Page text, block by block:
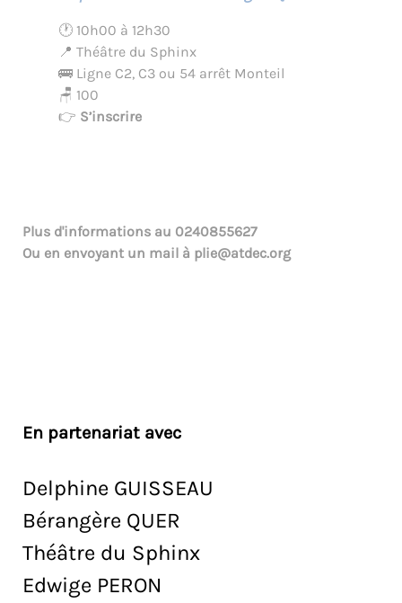
🕐 10h00 à 12h30
📍 Théâtre du Sphinx
🚌 Ligne C2, C3 ou 54 arrêt Monteil
🪑 100
👉 S’inscrire
Plus d'informations au 0240855627
Ou en envoyant un mail à plie@atdec.org
En partenariat avec
Delphine GUISSEAU
Bérangère QUER
Théâtre du Sphinx
Edwige PERON